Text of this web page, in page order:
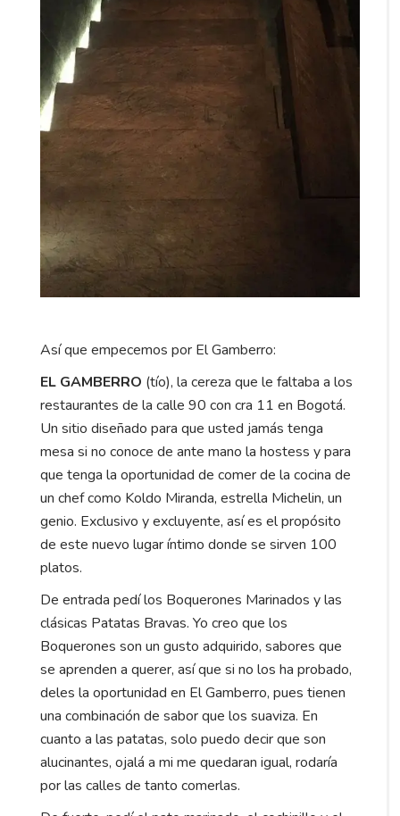
Así que empecemos por El Gamberro:
EL GAMBERRO (tío), la cereza que le faltaba a los
restaurantes de la calle 90 con cra 11 en Bogotá.
Un sitio diseñado para que usted jamás tenga
mesa si no conoce de ante mano la hostess y para
que tenga la oportunidad de comer de la cocina de
un chef como Koldo Miranda, estrella Michelin, un
genio. Exclusivo y excluyente, así es el propósito
de este nuevo lugar íntimo donde se sirven 100
platos.
De entrada pedí los Boquerones Marinados y las
clásicas Patatas Bravas. Yo creo que los
Boquerones son un gusto adquirido, sabores que
se aprenden a querer, así que si no los ha probado,
deles la oportunidad en El Gamberro, pues tienen
una combinación de sabor que los suaviza. En
cuanto a las patatas, solo puedo decir que son
alucinantes, ojalá a mi me quedaran igual, rodaría
por las calles de tanto comerlas.